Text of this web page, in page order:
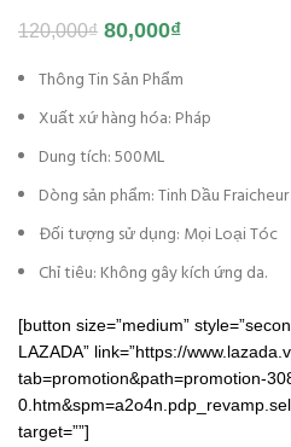
120,000₫ 80,000₫
Thông Tin Sản Phẩm
Xuất xứ hàng hóa: Pháp
Dung tích: 500ML
Dòng sản phẩm: Tinh Dầu Fraicheur
Đối tượng sử dụng: Mọi Loại Tóc
Chỉ tiêu: Không gây kích ứng da.
[button size=”medium”
LAZADA” link=”https://
tab=promotion&path=promotion-
target=””]